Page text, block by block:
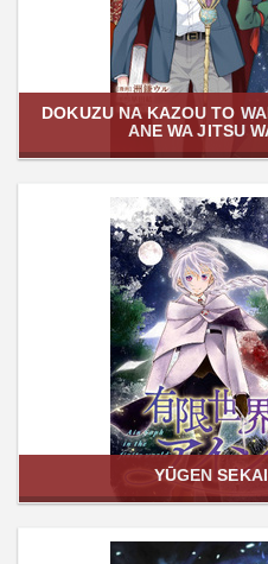
DOKUZU NA KAZOU TO
ANE WA JITSU
YŪGEN